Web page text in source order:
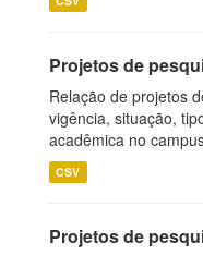
Projetos de
Relação de projetos
vigência, situação,
acadêmica no
CSV
Projetos de